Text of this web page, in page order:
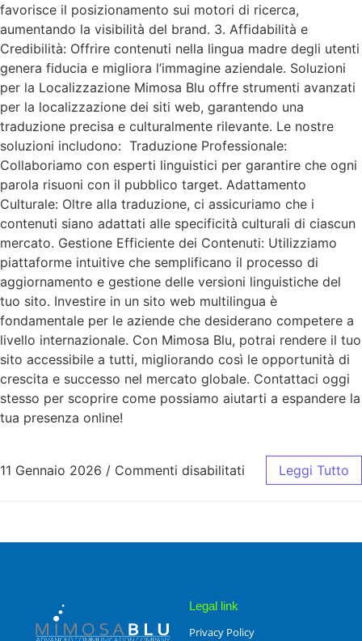
favorisce il posizionamento sui motori di ricerca,
aumentando la visibilità del brand. 3. Affidabilità e
Credibilità: Offrire contenuti nella lingua madre degli utenti
genera fiducia e migliora l’immagine aziendale. Soluzioni
per la Localizzazione Mimosa Blu offre strumenti avanzati
per la localizzazione dei siti web, garantendo una
traduzione precisa e culturalmente rilevante. Le nostre
soluzioni includono: Traduzione Professionale:
Collaboriamo con esperti linguistici per garantire che ogni
parola risuoni con il pubblico target. Adattamento
Culturale: Oltre alla traduzione, ci assicuriamo che i
contenuti siano adattati alle specificità culturali di ciascun
mercato. Gestione Efficiente dei Contenuti: Utilizziamo
piattaforme intuitive che semplificano il processo di
aggiornamento e gestione delle versioni linguistiche del
tuo sito. Investire in un sito web multilingua è
fondamentale per le aziende che desiderano competere a
livello internazionale. Con Mimosa Blu, potrai rendere il tuo
sito accessibile a tutti, migliorando così le opportunità di
crescita e successo nel mercato globale. Contattaci oggi
stesso per scoprire come possiamo aiutarti a espandere la
tua presenza online!
11 Gennaio 2026 / Commenti disabilitati Leggi Tutto
Legal link
Privacy Policy